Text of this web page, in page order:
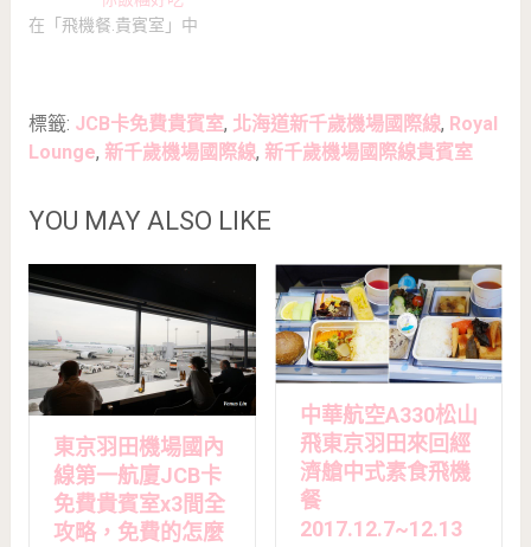
在「飛機餐.貴賓室」中
標籤: JCB卡免費貴賓室, 北海道新千歲機場國際線, Royal
Lounge, 新千歲機場國際線, 新千歲機場國際線貴賓室
YOU MAY ALSO LIKE
東京羽田機場國內
線第一航廈JCB卡
免費貴賓室x3間全
攻略，免費的怎麼
中華航空A330松山
飛東京羽田來回經
濟艙中式素食飛機
餐
2017.12.7~12.13